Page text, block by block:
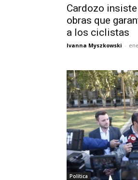
Cardozo
obras que
a los ciclistas
Ivanna Myszkowski -
Política